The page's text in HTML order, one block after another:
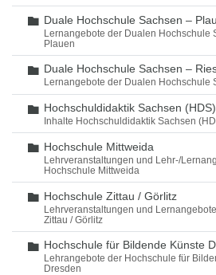
Ordner
Duale Hochschule Sachsen –
Lernangebote der Dualen Hochschule
Plauen
Ordner
Duale Hochschule Sachsen –
Lernangebote der Dualen Hochschule
Ordner
Hochschuldidaktik Sachsen (HDS)
Inhalte Hochschuldidaktik Sachsen
Ordner
Hochschule Mittweida
Lehrveranstaltungen und Lehr-/
Hochschule Mittweida
Ordner
Hochschule Zittau / Görlitz
Lehrveranstaltungen und
Zittau / Görlitz
Ordner
Hochschule für Bildende Künste
Lehrangebote der Hochschule für
Dresden